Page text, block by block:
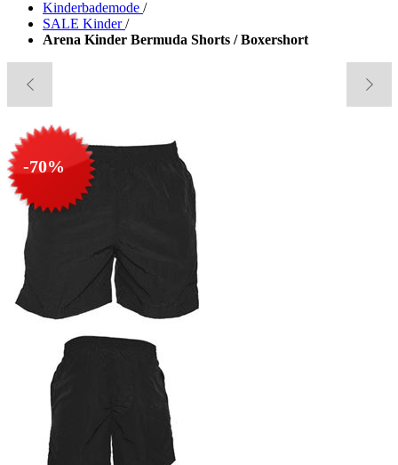
Kinderbademode /
SALE Kinder /
Arena Kinder Bermuda Shorts / Boxershort
-70%